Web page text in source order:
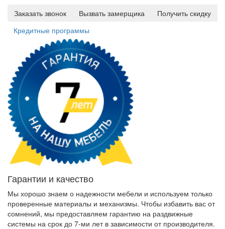
Заказать звонок
Вызвать замерщика
Получить скидку
Кредитные программы
Гарантии и качество
Мы хорошо знаем о надежности мебели и используем только
проверенные материалы и механизмы. Чтобы избавить вас от
сомнений, мы предоставляем гарантию на раздвижные
системы на срок до 7-ми лет в зависимости от производителя.